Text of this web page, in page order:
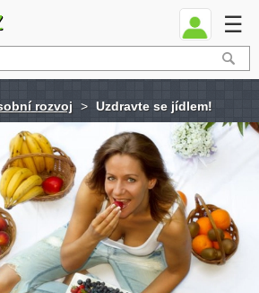
☰
rozvoj > Uzdravte se jídlem!